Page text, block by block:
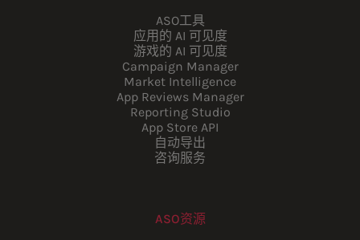
ASO工具
应用的 AI 可见度
游戏的 AI 可见度
Campaign Manager
Market Intelligence
App Reviews Manager
Reporting Studio
App Store API
自动导出
咨询服务
ASO资源